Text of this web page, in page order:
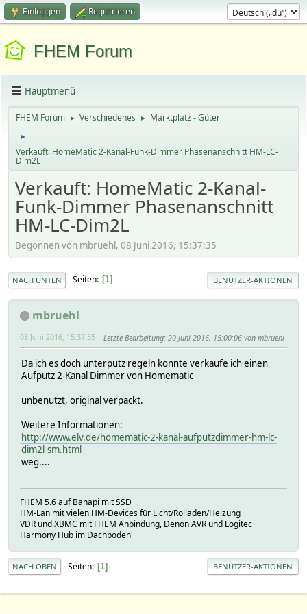
Einloggen Registrieren
FHEM Forum
Hauptmenü
FHEM Forum ► Verschiedenes ► Marktplatz - Güter
►
Verkauft: HomeMatic 2-Kanal-Funk-Dimmer Phasenanschnitt HM-LC-
Dim2L
Verkauft: HomeMatic 2-Kanal-
Funk-Dimmer Phasenanschnitt
HM-LC-Dim2L
Begonnen von mbruehl, 08 Juni 2016, 15:37:35
NACH UNTEN Seiten 1 BENUTZER-AKTIONEN
mbruehl
08 Juni 2016, 15:37:35 Letzte Bearbeitung: 20 Juni 2016, 15:00:06 von mbruehl
Da ich es doch unterputz regeln konnte verkaufe ich einen
Aufputz 2-Kanal Dimmer von Homematic
unbenutzt, original verpackt.
Weitere Informationen:
http://www.elv.de/homematic-2-kanal-aufputzdimmer-hm-lc-
dim2l-sm.html
weg....
FHEM 5.6 auf Banapi mit SSD
HM-Lan mit vielen HM-Devices für Licht/Rolladen/Heizung
VDR und XBMC mit FHEM Anbindung, Denon AVR und Logitec
Harmony Hub im Dachboden
NACH OBEN Seiten 1 BENUTZER-AKTIONEN